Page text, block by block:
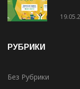
РУБРИКИ
Без Рубрики